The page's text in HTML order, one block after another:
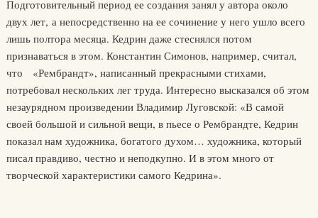
Подготовительный период ее создания занял у автора около
двух лет, а непосредственно на ее сочинение у него ушло всего
лишь полтора месяца. Кедрин даже стеснялся потом
признаваться в этом. Константин Симонов, например, считал,
что «Рембрандт», написанный прекрасными стихами,
потребовал нескольких лег труда. Интересно высказался об этом
незаурядном произведении Владимир Луговской: «В самой
своей большой и сильной вещи, в пьесе о Рембрандте, Кедрин
показал нам художника, богатого духом… художника, который
писал правдиво, честно и неподкупно. И в этом много от
творческой характеристики самого Кедрина».